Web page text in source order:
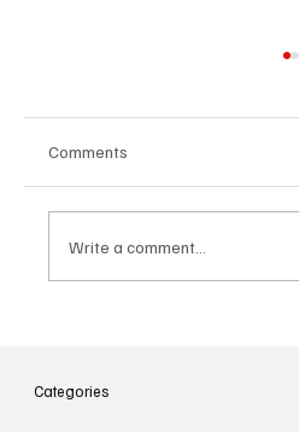
նվիրում որոշում
Comments
Write a comment...
Categories